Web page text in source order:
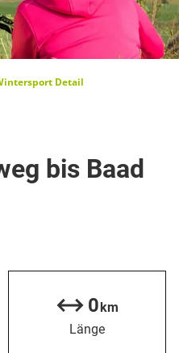
Detail
bis Baad
0km
Länge